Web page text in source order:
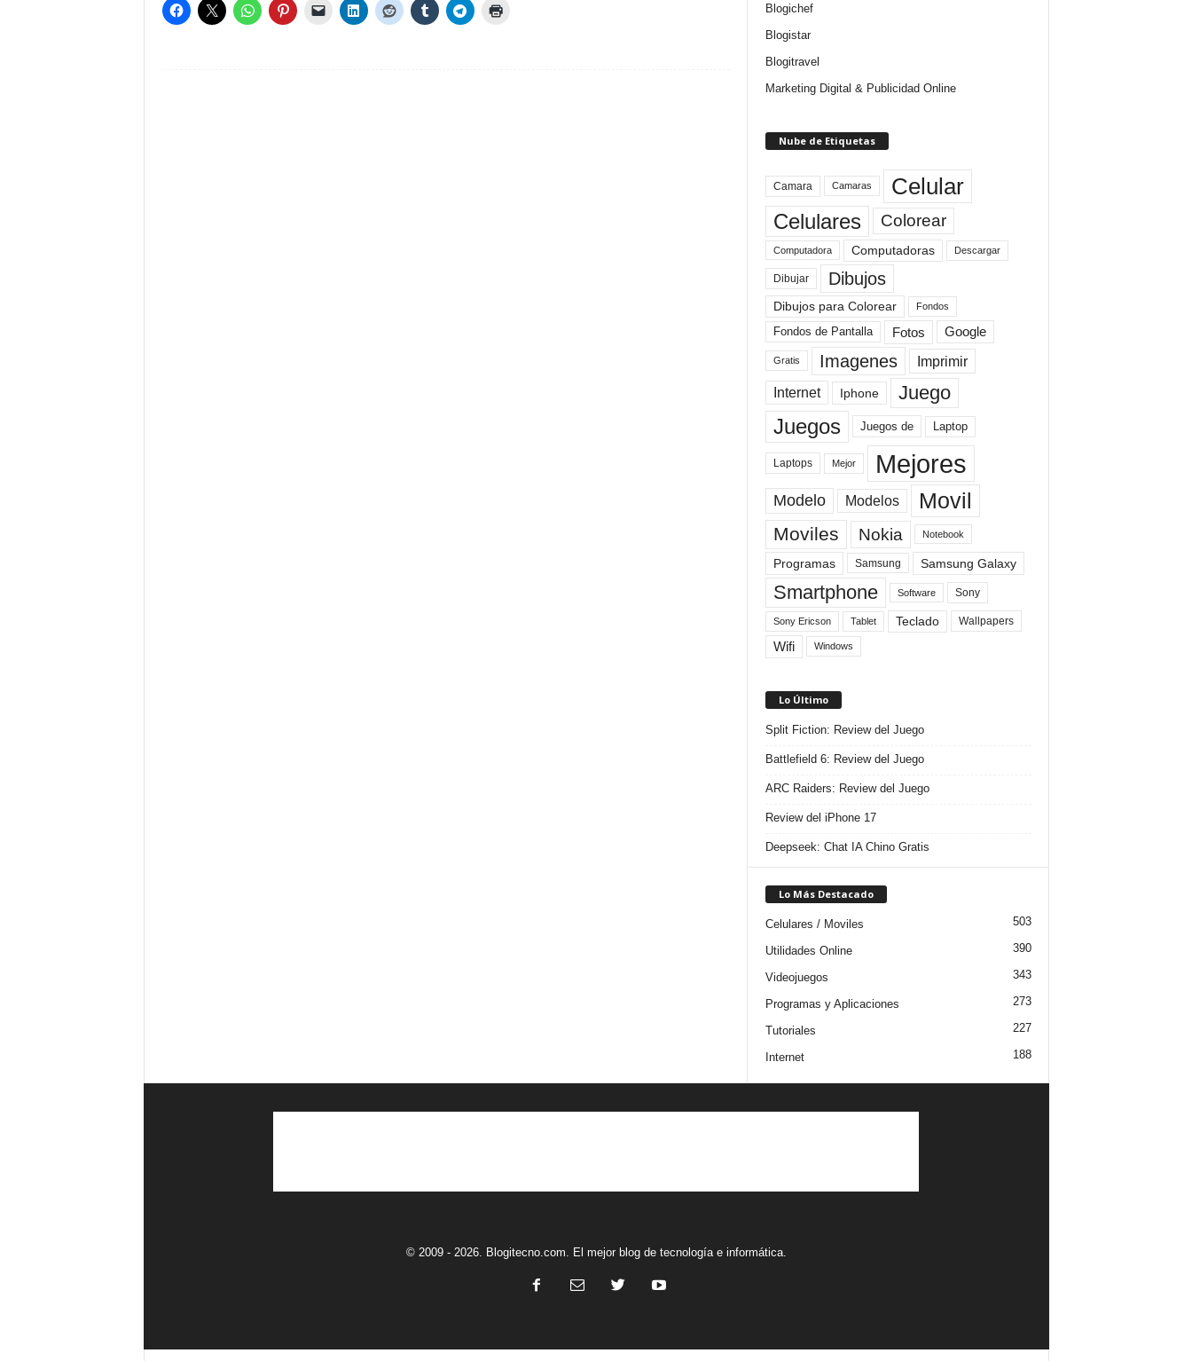
Blogichef
Blogistar
Blogitravel
Marketing Digital & Publicidad Online
Nube de Etiquetas
Camara Camaras Celular
Celulares Colorear
Computadora Computadoras Descargar
Dibujar Dibujos
Dibujos para Colorear Fondos
Fondos de Pantalla Fotos Google
Gratis Imagenes Imprimir
Internet Iphone Juego
Juegos Juegos de Laptop
Laptops Mejor Mejores
Modelo Modelos Movil
Moviles Nokia Notebook
Programas Samsung Samsung Galaxy
Smartphone Software Sony
Sony Ericson Tablet Teclado Wallpapers
Wifi Windows
Lo Último
Split Fiction: Review del Juego
Battlefield 6: Review del Juego
ARC Raiders: Review del Juego
Review del iPhone 17
Deepseek: Chat IA Chino Gratis
Lo Más Destacado
Celulares / Moviles 503
Utilidades Online 390
Videojuegos 343
Programas y Aplicaciones 273
Tutoriales 227
Internet 188
© 2009 - 2026. Blogitecno.com. El mejor blog de tecnología e informática.